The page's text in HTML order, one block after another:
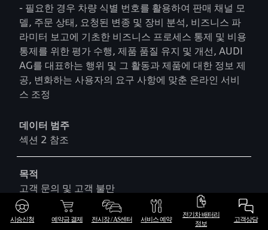
- 필요한 경우 차량 식별 번호를 활용하여 판매 채널 모
델, 주문 상태, 요청된 변종 및 장비 분석, 비즈니스 파
라미터 보고에 기초한 비즈니스 프로세스 통제 및 비용
통제를 위한 평가 수행, 제품 품질 유지 및 개선, AUDI
AG를 대표하는 행위 및 그 활동과 제품에 대한 정보 제
공, 변화하는 사용자의 요구 사항에 맞춘 온라인 서비
스 조정
데이터 범주
섹션 2 참조
목적
고객 문의 및 고객 불만
법적 근거
시승신청 예약금 결제 전시장 / AS센터 서비스 예약
전기차 배터리
정보
고객상담